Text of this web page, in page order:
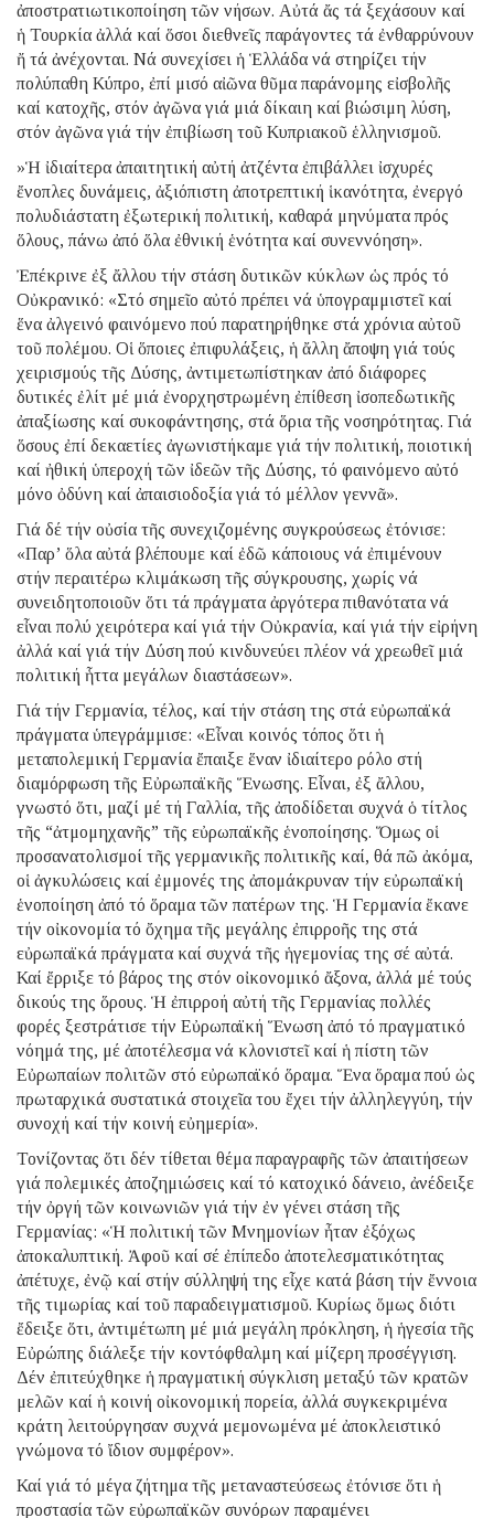
ἀποστρατιωτικοποίηση τῶν νήσων. Αὐτά ἄς τά ξεχάσουν καί
ἡ Τουρκία ἀλλά καί ὅσοι διεθνεῖς παράγοντες τά ἐνθαρρύνουν
ἤ τά ἀνέχονται. Νά συνεχίσει ἡ Ἑλλάδα νά στηρίζει τήν
πολύπαθη Κύπρο, ἐπί μισό αἰῶνα θῦμα παράνομης εἰσβολῆς
καί κατοχῆς, στόν ἀγῶνα γιά μιά δίκαιη καί βιώσιμη λύση,
στόν ἀγῶνα γιά τήν ἐπιβίωση τοῦ Κυπριακοῦ ἑλληνισμοῦ.
»Ἡ ἰδιαίτερα ἀπαιτητική αὐτή ἀτζέντα ἐπιβάλλει ἰσχυρές
ἔνοπλες δυνάμεις, ἀξιόπιστη ἀποτρεπτική ἱκανότητα, ἐνεργό
πολυδιάστατη ἐξωτερική πολιτική, καθαρά μηνύματα πρός
ὅλους, πάνω ἀπό ὅλα ἐθνική ἑνότητα καί συνεννόηση».
Ἐπέκρινε ἐξ ἄλλου τήν στάση δυτικῶν κύκλων ὡς πρός τό
Οὐκρανικό: «Στό σημεῖο αὐτό πρέπει νά ὑπογραμμιστεῖ καί
ἕνα ἀλγεινό φαινόμενο πού παρατηρήθηκε στά χρόνια αὐτοῦ
τοῦ πολέμου. Οἱ ὅποιες ἐπιφυλάξεις, ἡ ἄλλη ἄποψη γιά τούς
χειρισμούς τῆς Δύσης, ἀντιμετωπίστηκαν ἀπό διάφορες
δυτικές ἐλίτ μέ μιά ἐνορχηστρωμένη ἐπίθεση ἰσοπεδωτικῆς
ἀπαξίωσης καί συκοφάντησης, στά ὅρια τῆς νοσηρότητας. Γιά
ὅσους ἐπί δεκαετίες ἀγωνιστήκαμε γιά τήν πολιτική, ποιοτική
καί ἠθική ὑπεροχή τῶν ἰδεῶν τῆς Δύσης, τό φαινόμενο αὐτό
μόνο ὀδύνη καί ἀπαισιοδοξία γιά τό μέλλον γεννᾶ».
Γιά δέ τήν οὐσία τῆς συνεχιζομένης συγκρούσεως ἐτόνισε:
«Παρ’ ὅλα αὐτά βλέπουμε καί ἐδῶ κάποιους νά ἐπιμένουν
στήν περαιτέρω κλιμάκωση τῆς σύγκρουσης, χωρίς νά
συνειδητοποιοῦν ὅτι τά πράγματα ἀργότερα πιθανότατα νά
εἶναι πολύ χειρότερα καί γιά τήν Οὐκρανία, καί γιά τήν εἰρήνη
ἀλλά καί γιά τήν Δύση πού κινδυνεύει πλέον νά χρεωθεῖ μιά
πολιτική ἧττα μεγάλων διαστάσεων».
Γιά τήν Γερμανία, τέλος, καί τήν στάση της στά εὐρωπαϊκά
πράγματα ὑπεγράμμισε: «Εἶναι κοινός τόπος ὅτι ἡ
μεταπολεμική Γερμανία ἔπαιξε ἕναν ἰδιαίτερο ρόλο στή
διαμόρφωση τῆς Εὐρωπαϊκῆς Ἕνωσης. Εἶναι, ἐξ ἄλλου,
γνωστό ὅτι, μαζί μέ τή Γαλλία, τῆς ἀποδίδεται συχνά ὁ τίτλος
τῆς “ἀτμομηχανῆς” τῆς εὐρωπαϊκῆς ἑνοποίησης. Ὅμως οἱ
προσανατολισμοί τῆς γερμανικῆς πολιτικῆς καί, θά πῶ ἀκόμα,
οἱ ἀγκυλώσεις καί ἐμμονές της ἀπομάκρυναν τήν εὐρωπαϊκή
ἑνοποίηση ἀπό τό ὅραμα τῶν πατέρων της. Ἡ Γερμανία ἔκανε
τήν οἰκονομία τό ὄχημα τῆς μεγάλης ἐπιρροῆς της στά
εὐρωπαϊκά πράγματα καί συχνά τῆς ἡγεμονίας της σέ αὐτά.
Καί ἔρριξε τό βάρος της στόν οἰκονομικό ἄξονα, ἀλλά μέ τούς
δικούς της ὅρους. Ἡ ἐπιρροή αὐτή τῆς Γερμανίας πολλές
φορές ξεστράτισε τήν Εὐρωπαϊκή Ἕνωση ἀπό τό πραγματικό
νόημά της, μέ ἀποτέλεσμα νά κλονιστεῖ καί ἡ πίστη τῶν
Εὐρωπαίων πολιτῶν στό εὐρωπαϊκό ὅραμα. Ἕνα ὅραμα πού ὡς
πρωταρχικά συστατικά στοιχεῖα του ἔχει τήν ἀλληλεγγύη, τήν
συνοχή καί τήν κοινή εὐημερία».
Τονίζοντας ὅτι δέν τίθεται θέμα παραγραφῆς τῶν ἀπαιτήσεων
γιά πολεμικές ἀποζημιώσεις καί τό κατοχικό δάνειο, ἀνέδειξε
τήν ὀργή τῶν κοινωνιῶν γιά τήν ἐν γένει στάση τῆς
Γερμανίας: «Ἡ πολιτική τῶν Μνημονίων ἦταν ἐξόχως
ἀποκαλυπτική. Ἀφοῦ καί σέ ἐπίπεδο ἀποτελεσματικότητας
ἀπέτυχε, ἐνῷ καί στήν σύλληψή της εἶχε κατά βάση τήν ἔννοια
τῆς τιμωρίας καί τοῦ παραδειγματισμοῦ. Κυρίως ὅμως διότι
ἔδειξε ὅτι, ἀντιμέτωπη μέ μιά μεγάλη πρόκληση, ἡ ἡγεσία τῆς
Εὐρώπης διάλεξε τήν κοντόφθαλμη καί μίζερη προσέγγιση.
Δέν ἐπιτεύχθηκε ἡ πραγματική σύγκλιση μεταξύ τῶν κρατῶν
μελῶν καί ἡ κοινή οἰκονομική πορεία, ἀλλά συγκεκριμένα
κράτη λειτούργησαν συχνά μεμονωμένα μέ ἀποκλειστικό
γνώμονα τό ἴδιον συμφέρον».
Καί γιά τό μέγα ζήτημα τῆς μεταναστεύσεως ἐτόνισε ὅτι ἡ
προστασία τῶν εὐρωπαϊκῶν συνόρων παραμένει